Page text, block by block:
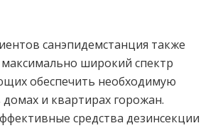
санэпидемстанция также
максимально широкий спектр
обеспечить необходимую
домах и квартирах горожан.
средства дезинсекции